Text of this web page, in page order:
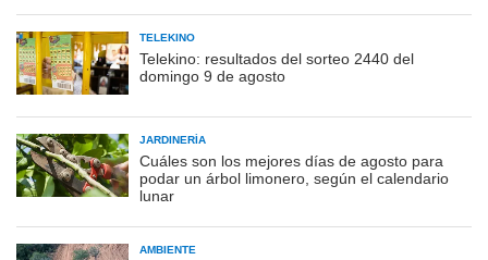
TELEKINO
Telekino: resultados del sorteo 2440 del
domingo 9 de agosto
JARDINERÍA
Cuáles son los mejores días de agosto para
podar un árbol limonero, según el calendario
lunar
AMBIENTE